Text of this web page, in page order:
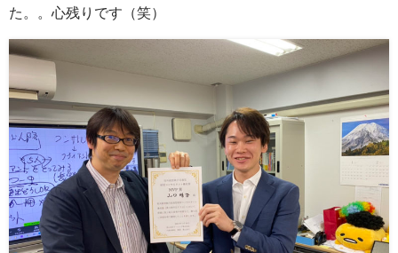
た。。心残りです（笑）